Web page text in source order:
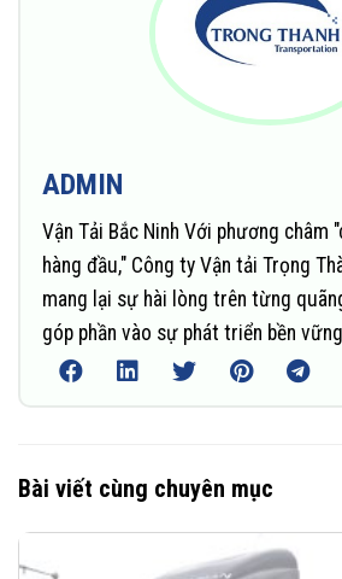
ADMIN
Vận Tải Bắc Ninh Với phương châm
hàng đầu," Công ty Vận tải Trọng
mang lại sự hài lòng trên từng
góp phần vào sự phát triển bền
Bài viết cùng chuyên mục